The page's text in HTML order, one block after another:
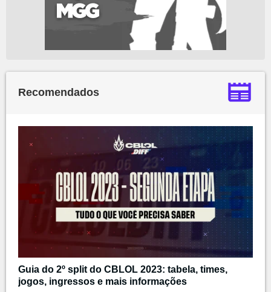
Recomendados
Guia do 2º split do CBLOL 2023: tabela, times,
jogos, ingressos e mais informações